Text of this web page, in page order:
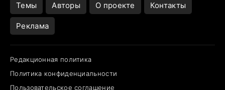
Темы Авторы О проекте Контакты
Реклама
Редакционная политика
Политика конфиденциальности
Пользовательское соглашение